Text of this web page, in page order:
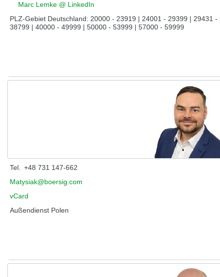
Marc Lemke @ LinkedIn
PLZ-Gebiet Deutschland: 20000 - 23919 | 24001 - 29399 | 29431
38799 | 40000 - 49999 | 50000 - 53999 | 57000 - 59999
Tel.
+48 731 147-662
Matysiak@boersig.com
vCard
Außendienst Polen